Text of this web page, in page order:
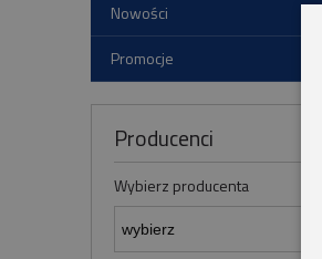
Nowości
Promocje
Producenci
Wybierz producenta